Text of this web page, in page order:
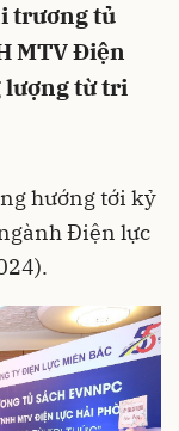
trương tủ
MTV Điện
lượng từ tri
hướng tới kỷ
Điện lực
Hủy